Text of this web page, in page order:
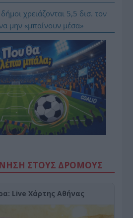
χρειάζονται 5,5 δισ. τον
μην «μπαίνουν μέσα»
ΣΤΟΥΣ ΔΡΌΜΟΥΣ
Live Χάρτης Αθήνας